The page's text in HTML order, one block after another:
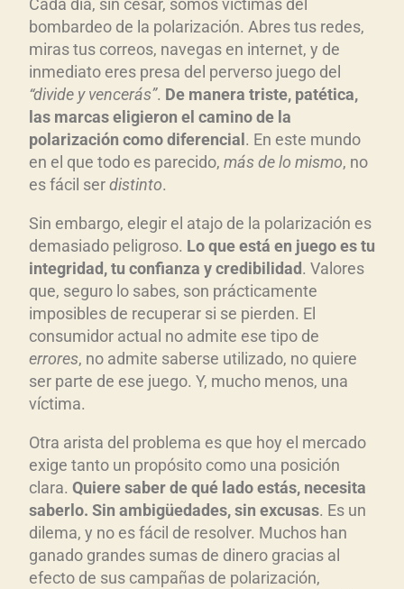
Cada día, sin cesar, somos víctimas del
bombardeo de la polarización. Abres tus redes,
miras tus correos, navegas en internet, y de
inmediato eres presa del perverso juego del
“divide y vencerás”. De manera triste, patética,
las marcas eligieron el camino de la
polarización como diferencial . En este mundo
en el que todo es parecido, más de lo mismo, no
es fácil serdistinto.
Sin embargo, elegir el atajo de la polarización es
demasiado peligroso. Lo que está en juego es tu
integridad, tu confianza y credibilidad. Valores
que, seguro lo sabes, son prácticamente
imposibles de recuperar si se pierden. El
consumidor actual no admite ese tipo de
errores, no admite saberse utilizado, no quiere
ser parte de ese juego. Y, mucho menos, una
víctima.
Otra arista del problema es que hoy el mercado
exige tanto un propósito como una posición
clara. Quiere saber de qué lado estás, necesita
saberlo. Sin ambigüedades, sin excusas. Es un
dilema, y no es fácil de resolver. Muchos han
ganado grandes sumas de dinero gracias al
efecto de sus campañas de polarización,